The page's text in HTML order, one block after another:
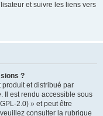
et suivre les liens vers
?
et distribué par
Il est rendu accessible sous
2.0) » et peut être
consulter la rubrique